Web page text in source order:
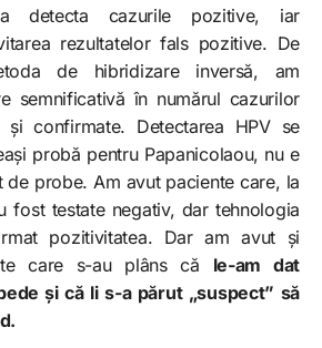
detecta cazurile pozitive, iar
rezultatelor fals pozitive. De
de hibridizare inversă, am
semnificativă în numărul cazurilor
confirmate. Detectarea HPV se
probă pentru Papanicolaou, nu e
de probe. Am avut paciente care, la
fost testate negativ, dar tehnologia
pozitivitatea. Dar am avut și
care s-au plâns că le-am dat
și că li s-a părut „suspect” să